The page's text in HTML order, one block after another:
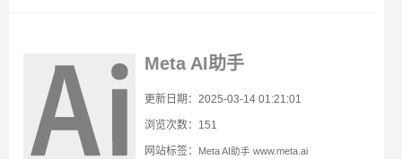
Meta AI助手
更新日期：2025-03-14 01:21:01
浏览次数：151
网站标签： Meta AI助手 www.meta.ai